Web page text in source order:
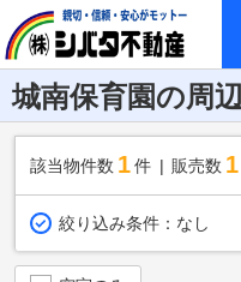
城南保育園の周
該当物件数 1件 販売数 1
絞り込み条件： なし